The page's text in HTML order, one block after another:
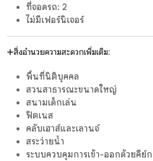
ที่จอดรถ: 2
ไม่มีเฟอร์นิเจอร์
➕สิ่งอำนวยความสะดวกเพิ่มเติม:
พื้นที่นิติบุคคล
สวนสาธารณะขนาดใหญ่
สนามเด็กเล่น
ฟิตเนส
คลับเฮาส์และเลานจ์
สระว่ายน้ำ
ระบบควบคุมการเข้า-ออกด้วยคีย์ก